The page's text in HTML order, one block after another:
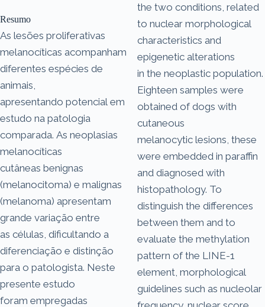
Resumo
As lesões proliferativas
melanocíticas acompanham
diferentes espécies de
animais,
apresentando potencial em
estudo na patologia
comparada. As neoplasias
melanocíticas
cutâneas benignas
(melanocitoma) e malignas
(melanoma) apresentam
grande variação entre
as células, dificultando a
diferenciação e distinção
para o patologista. Neste
presente estudo
foram empregadas
the two conditions, related
to nuclear morphological
characteristics and
epigenetic alterations
in the neoplastic population.
Eighteen samples were
obtained of dogs with
cutaneous
melanocytic lesions, these
were embedded in paraffin
and diagnosed with
histopathology. To
distinguish the differences
between them and to
evaluate the methylation
pattern of the LINE-1
element, morphological
guidelines such as nucleolar